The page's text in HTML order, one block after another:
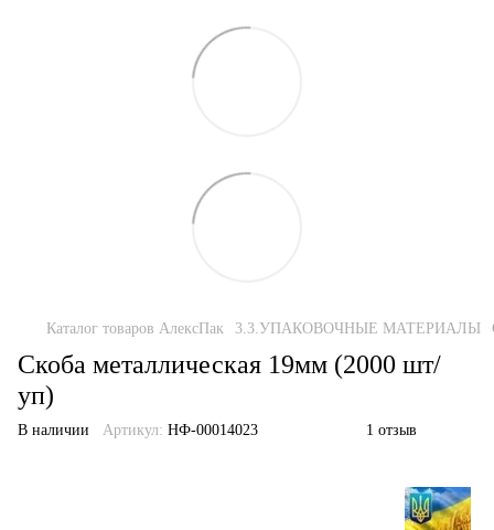
Каталог товаров АлексПак 3.3.УПАКОВОЧНЫЕ МАТЕРИАЛЫ
Скоба металлическая 19мм (2000 шт/
уп)
В наличии Артикул: НФ-00014023 1 отзыв